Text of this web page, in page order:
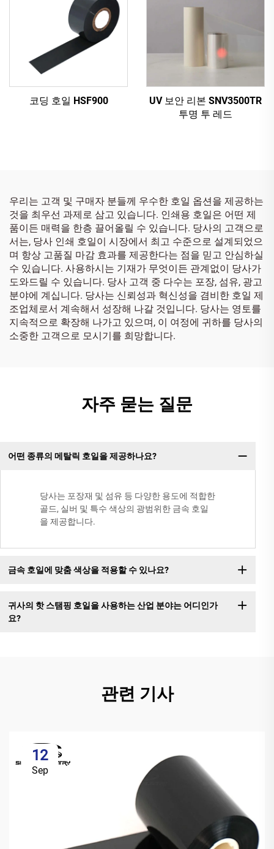
코딩 호일 HSF900
UV 보안 리본 SNV3500TR
투명 투 레드
우리는 고객 및 구매자 분들께 우수한 호일 옵션을 제공하는
것을 최우선 과제로 삼고 있습니다. 인쇄용 호일은 어떤 제
품이든 매력을 한층 끌어올릴 수 있습니다. 당사의 고객으로
서는, 당사 인쇄 호일이 시장에서 최고 수준으로 설계되었으
며 항상 고품질 마감 효과를 제공한다는 점을 믿고 안심하실
수 있습니다. 사용하시는 기재가 무엇이든 관계없이 당사가
도와드릴 수 있습니다. 당사 고객 중 다수는 포장, 섬유, 광고
분야에 계십니다. 당사는 신뢰성과 혁신성을 겸비한 호일 제
조업체로서 계속해서 성장해 나갈 것입니다. 당사는 영토를
지속적으로 확장해 나가고 있으며, 이 여정에 귀하를 당사의
소중한 고객으로 모시기를 희망합니다.
자주 묻는 질문
어떤 종류의 메탈릭 호일을 제공하나요?
당사는 포장재 및 섬유 등 다양한 용도에 적합한
골드, 실버 및 특수 색상의 광범위한 금속 호일
을 제공합니다.
금속 호일에 맞춤 색상을 적용할 수 있나요?
귀사의 핫 스탬핑 호일을 사용하는 산업 분야는 어디인가
요?
관련 기사
12
Sep